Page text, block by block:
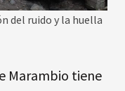
del ruido y la huella
Marambio tiene